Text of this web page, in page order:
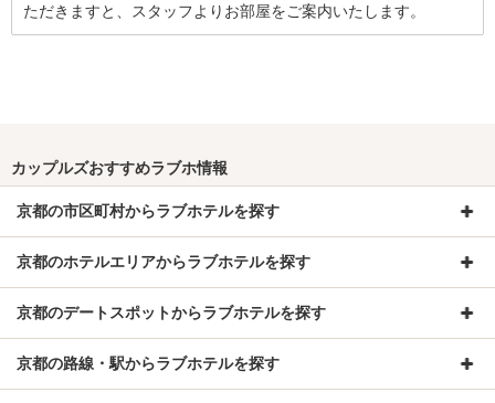
ただきますと、スタッフよりお部屋をご案内いたします。
カップルズおすすめラブホ情報
京都の市区町村からラブホテルを探す
京都のホテルエリアからラブホテルを探す
京都のデートスポットからラブホテルを探す
京都の路線・駅からラブホテルを探す